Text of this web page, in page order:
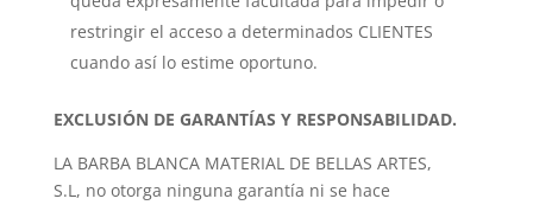
restringir el acceso a determinados CLIENTES
cuando así lo estime oportuno.
EXCLUSIÓN DE GARANTÍAS Y RESPONSABILIDAD.
LA BARBA BLANCA MATERIAL DE BELLAS ARTES,
S.L, no otorga ninguna garantía ni se hace